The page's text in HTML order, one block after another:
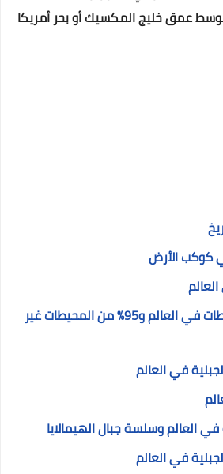
عمق خليج المكسيك أو بحر أمريكا
كوكب الأرض
ترتيب أكبر المحيطات في العالم و95% من المحيطات غير
في العالم
العالم وسلسة جبال الهيمالايا
في العالم